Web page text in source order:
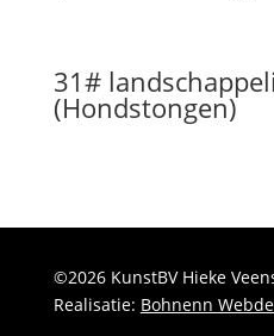
31#
(Hondstongen)
©2026 KunstBV Hieke
Realisatie: Bohnenn